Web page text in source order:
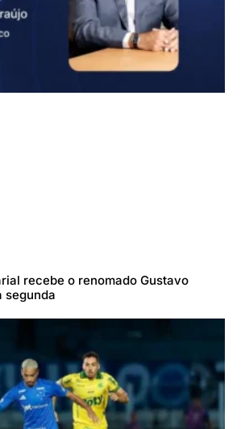
recebe o renomado Gustavo
segunda